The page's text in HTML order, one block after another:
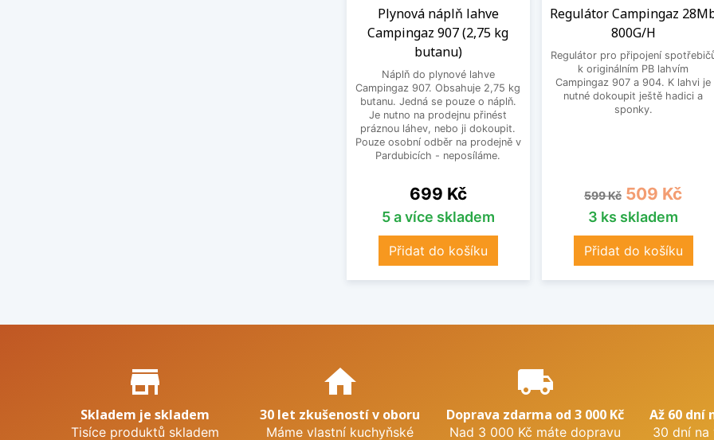
Plynová náplň lahve
Campingaz 907 (2,75 kg
butanu)
Náplň do plynové lahve
Campingaz 907. Obsahuje 2,75 kg
butanu. Jedná se pouze o náplň.
Je nutno na prodejnu přinést
práznou láhev, nebo ji dokoupit.
Pouze osobní odběr na prodejně v
Pardubicích - neposíláme.
Cena
699 Kč
5 a více skladem
Přidat do košíku
Regulátor Campingaz
800G/H
Regulátor pro připojení
k originálním PB lahvím
Campingaz 907 a 904. K lahvi je
nutné dokoupit ještě hadici a
sponky.
Běžná cena
599 Kč Cena
509 Kč
3 ks skladem
Přidat do košíku
Proč nakupovat u nás?
store_mall_directory
Skladem je skladem
Tisíce produktů skladem
home
30 let zkušeností v oboru
Máme vlastní kuchyňské
local_shipping
Doprava zdarma od 3 000 Kč
Nad 3 000 Kč máte dopravu
Až 60 dní
30 dní na